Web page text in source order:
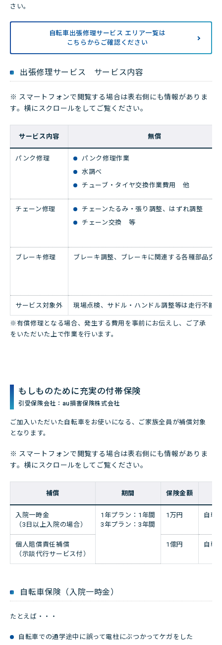
さい。
自転車出張修理サービス エリア一覧は
こちらからご確認ください
出張修理サービス サービス内容
※ スマートフォンで閲覧する場合は表右側にも情報がありま
す。横にスクロールをしてご覧ください。
サービス内容 無償
パンク修理
パンク修理作業
水調べ
チューブ・タイヤ交換作業費用 他
チェーン修理
チェーンたるみ・張り調整、はずれ調整
チェーン交換 等
ブレーキ修理 ブレーキ調整、ブレーキに関連する各種部品交
サービス対象外 現場点検、サドル・ハンドル調整等は走行不能
※有償修理となる場合、発生する費用を事前にお伝えし、ご了承
をいただいた上で作業を行います。
もしものために充実の付帯保険
引受保険会社：au損害保険株式会社
ご加入いただいた自転車をお使いになる、ご家族全員が補償対象
となります。
※ スマートフォンで閲覧する場合は表右側にも情報がありま
す。横にスクロールをしてご覧ください。
補償 期間 保険金額
入院一時金
（3日以上入院の場合）
1年プラン：1年間
3年プラン：3年間
1万円 自転
個人賠償責任補償
（示談代行サービス付）
1億円 自転
自転車保険（入院一時金）
たとえば・・・
自転車での通学途中に誤って電柱にぶつかってケガをした